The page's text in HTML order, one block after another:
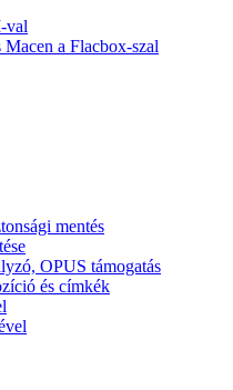
val
a Flacbox-szal
mentés
OPUS támogatás
és címkék